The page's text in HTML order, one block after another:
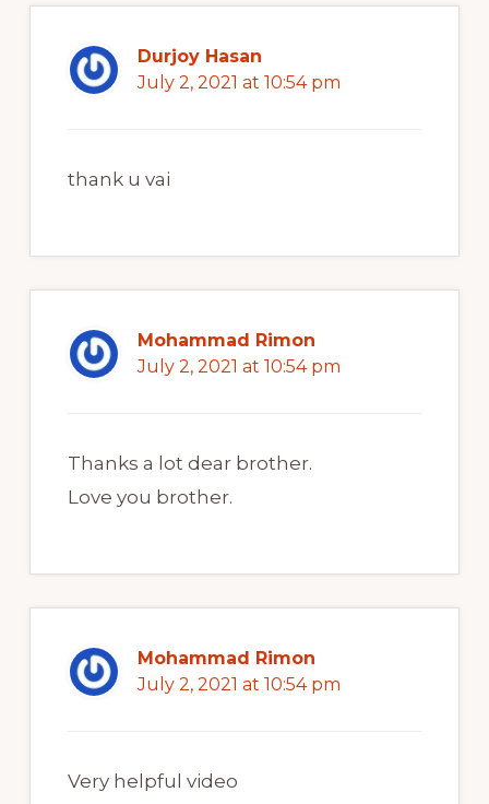
Durjoy Hasan
July 2, 2021 at 10:54 pm
thank u vai
Mohammad Rimon
July 2, 2021 at 10:54 pm
Thanks a lot dear brother.
Love you brother.
Mohammad Rimon
July 2, 2021 at 10:54 pm
Very helpful video